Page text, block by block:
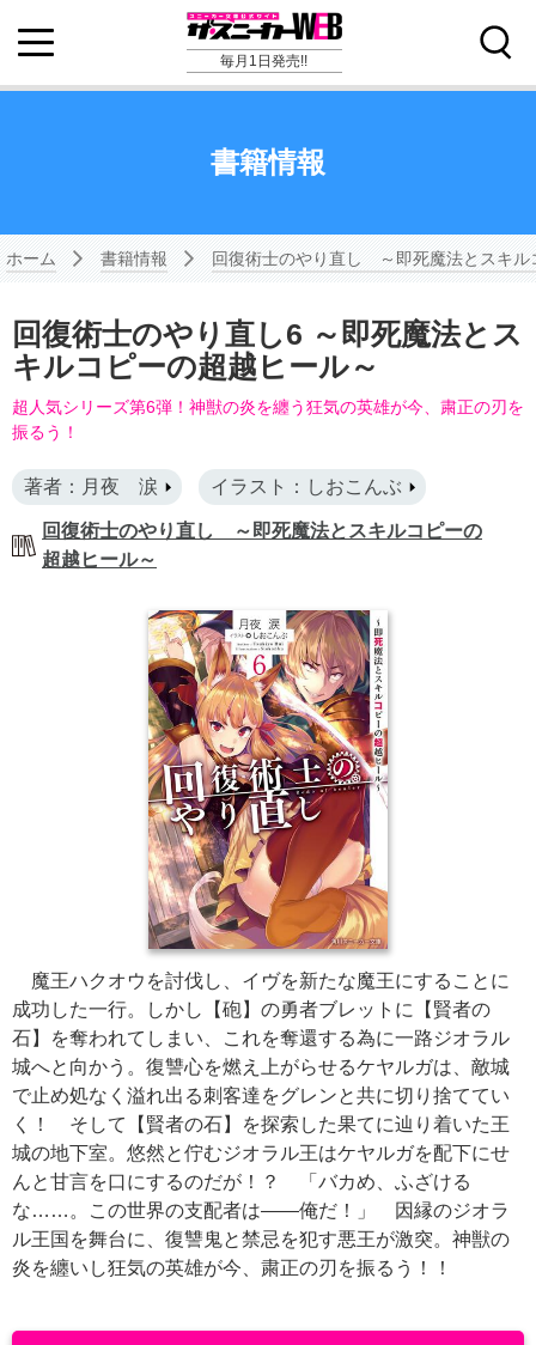
毎月1日発売!!
書籍情報
ホーム 書籍情報 回復術士のやり直し ～即死魔法とスキル
回復術士のやり直し6 ～即死魔法とス
キルコピーの超越ヒール～
超人気シリーズ第6弾！神獣の炎を纏う狂気の英雄が今、粛正の刃を
振るう！
著者：月夜 涙 イラスト：しおこんぶ
回復術士のやり直し ～即死魔法とスキルコピーの
超越ヒール～
魔王ハクオウを討伐し、イヴを新たな魔王にすることに
成功した一行。しかし【砲】の勇者ブレットに【賢者の
石】を奪われてしまい、これを奪還する為に一路ジオラル
城へと向かう。復讐心を燃え上がらせるケヤルガは、敵城
で止め処なく溢れ出る刺客達をグレンと共に切り捨ててい
く！ そして【賢者の石】を探索した果てに辿り着いた王
城の地下室。悠然と佇むジオラル王はケヤルガを配下にせ
んと甘言を口にするのだが！？ 「バカめ、ふざける
な……。この世界の支配者は――俺だ！」 因縁のジオラ
ル王国を舞台に、復讐鬼と禁忌を犯す悪王が激突。神獣の
炎を纏いし狂気の英雄が今、粛正の刃を振るう！！